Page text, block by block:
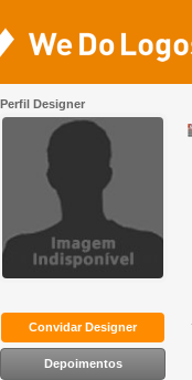
Convidar Designer
Depoimentos
Perfil Designer